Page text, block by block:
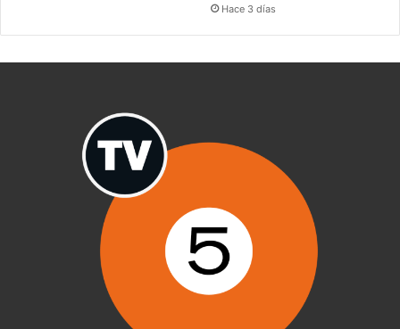
Hace 3 días